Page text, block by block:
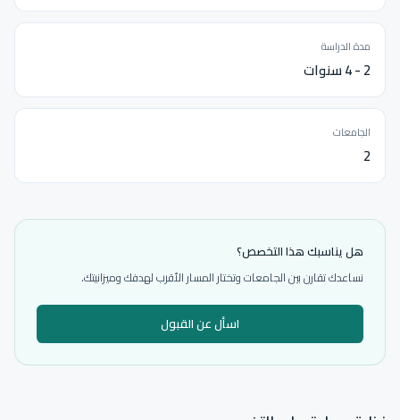
مدة الدراسة
2 - 4 سنوات
الجامعات
2
هل يناسبك هذا التخصص؟
نساعدك تقارن بين الجامعات وتختار المسار الأقرب لهدفك وميزانيتك.
اسأل عن القبول